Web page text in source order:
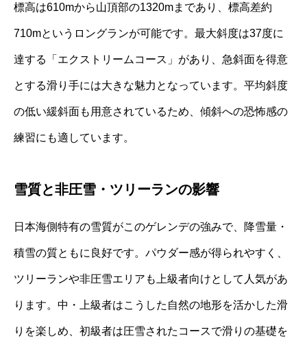
標高は610mから山頂部の1320mまであり、標高差約
710mというロングランが可能です。最大斜度は37度に
達する「エクストリームコース」があり、急斜面を得意
とする滑り手には大きな魅力となっています。平均斜度
の低い緩斜面も用意されているため、傾斜への恐怖感の
練習にも適しています。
雪質と非圧雪・ツリーランの影響
日本海側特有の雪質がこのゲレンデの強みで、降雪量・
積雪の質ともに良好です。パウダー感が得られやすく、
ツリーランや非圧雪エリアも上級者向けとして人気があ
ります。中・上級者はこうした自然の地形を活かした滑
りを楽しめ、初級者は圧雪されたコースで滑りの基礎を